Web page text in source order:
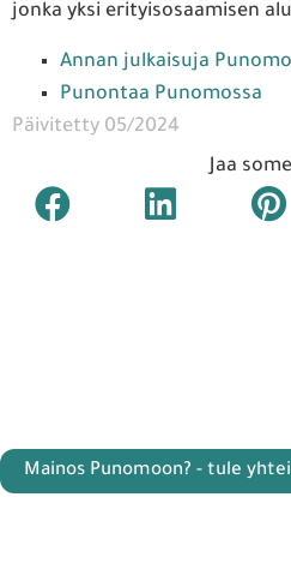
jonka yksi erityisosaamisen
Annan julkaisuja
Punontaa Punomossa
Päivitetty 05/2024
Jaa
Mainos Punomoon? - tule